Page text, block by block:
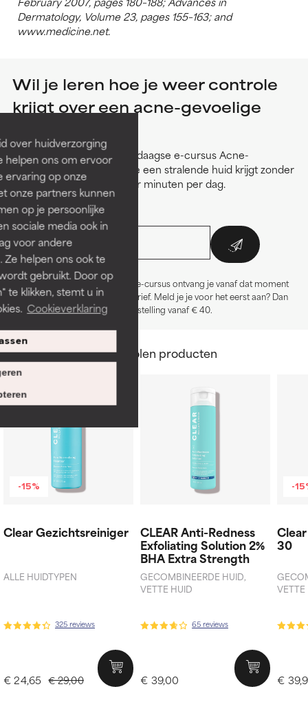
over huidverzorging
helpen ons om ervoor
ervaring op onze
onze partners kunnen
op je persoonlijke
sociale media ook in
voor andere
helpen ons ook te
gebruikt. Door op
te klikken, stemt u in
Cookieverklaring
Dermatology, Volume 23, pages 155–163; and
www.medicine.net.
Wil je leren hoe je weer controle
krijgt over een acne-gevoelige
Meld je aan voor onze zesdaagse e-cursus Acne-
Oplossingen en leer hoe je een stralende huid krijgt zonder
puistjes in slechts een paar minuten per dag.
E-mailadres*:
*Als je je aanmeldt voor de Acne-cursus ontvang je vanaf dat moment
ook de Paula's Choice-nieuwsbrief. Meld je je voor het eerst aan? Dan
ontvang je € 10 korting op je bestelling vanaf € 40.
Aanbevolen producten
-15%
Clear Gezichtsreiniger
ALLE HUIDTYPEN
325 reviews
€ 29,00
€ 24,65
CLEAR Anti-Redness
Exfoliating Solution 2%
BHA Extra Strength
GECOMBINEERDE HUID,
VETTE HUID
65 reviews
€ 39,00
-
30
€